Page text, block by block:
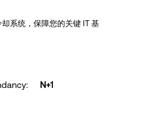
系统，保障您的关键 IT 基
: N+1